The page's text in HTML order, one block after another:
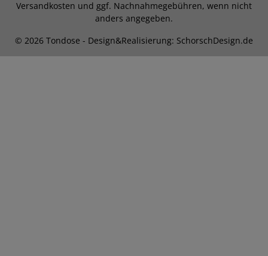
© 2026 Tondose - Design&Realisierung: SchorschDesign.de
Versandkosten und ggf. Nachnahmegebühren, wenn nicht
anders angegeben.